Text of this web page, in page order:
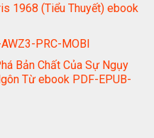
1968 (Tiểu Thuyết) ebook
PRC-MOBI
Bản Chất Của Sự Ngụy
Từ ebook PDF-EPUB-